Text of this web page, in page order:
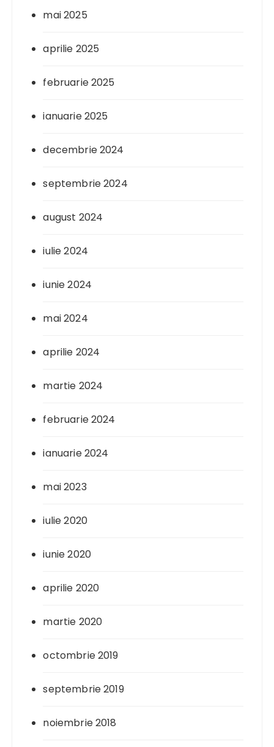
mai 2025
aprilie 2025
februarie 2025
ianuarie 2025
decembrie 2024
septembrie 2024
august 2024
iulie 2024
iunie 2024
mai 2024
aprilie 2024
martie 2024
februarie 2024
ianuarie 2024
mai 2023
iulie 2020
iunie 2020
aprilie 2020
martie 2020
octombrie 2019
septembrie 2019
noiembrie 2018